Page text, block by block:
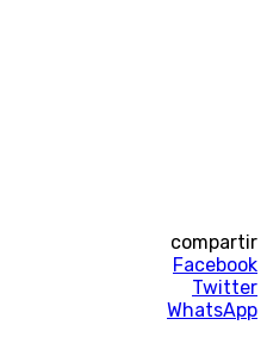
compartir
Facebook
Twitter
WhatsApp